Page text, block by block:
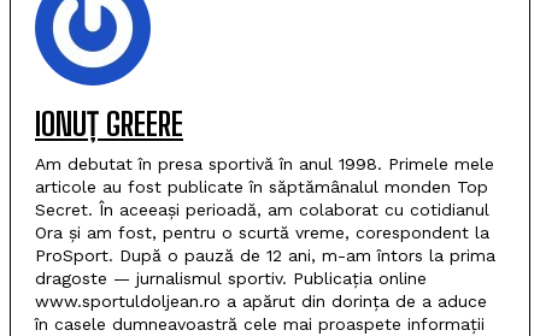
IONUȚ GREERE
Am debutat în presa sportivă în anul 1998. Primele mele
articole au fost publicate în săptămânalul monden Top
Secret. În aceeași perioadă, am colaborat cu cotidianul
Ora și am fost, pentru o scurtă vreme, corespondent la
ProSport. După o pauză de 12 ani, m-am întors la prima
dragoste — jurnalismul sportiv. Publicația online
www.sportuldoljean.ro a apărut din dorința de a aduce
în casele dumneavoastră cele mai proaspete informații